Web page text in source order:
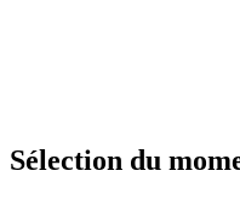
Sélection du